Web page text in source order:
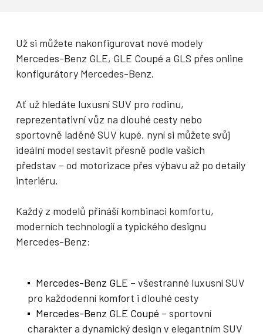
Už si můžete nakonfigurovat nové modely
Mercedes-Benz GLE, GLE Coupé a GLS přes online
konfigurátory Mercedes-Benz.
Ať už hledáte luxusní SUV pro rodinu,
reprezentativní vůz na dlouhé cesty nebo
sportovně laděné SUV kupé, nyní si můžete svůj
ideální model sestavit přesně podle vašich
představ – od motorizace přes výbavu až po detaily
interiéru.
Každý z modelů přináší kombinaci komfortu,
moderních technologií a typického designu
Mercedes-Benz:
Mercedes-Benz GLE – všestranné luxusní SUV
pro každodenní komfort i dlouhé cesty
Mercedes-Benz GLE Coupé – sportovní
charakter a dynamický design v elegantním SUV